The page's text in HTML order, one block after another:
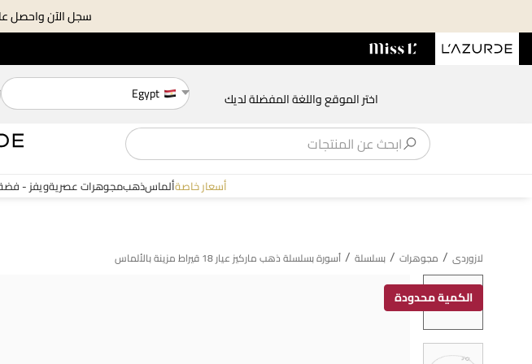
سجل الآن واحصل على خصم 10٪
اختر الموقع واللغة المفضلة لديك Egypt
أسعار خاصةألماسذهبمجوهرات عصريةويفز - فضة
لازوردى / مجوهرات / بسلسلة / أسورة بسلسلة ذهب ماركيز عيار 18 قيراط مزينة بالألماس
الكمية محدودة